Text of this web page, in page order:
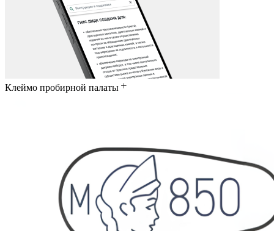
Клеймо пробирной палаты